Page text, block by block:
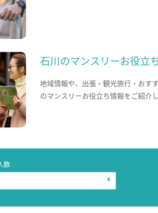
石川のマンスリーお役立
地域情報や、出張・観光旅行・おす
のマンスリーお役立ち情報をご紹介し
数